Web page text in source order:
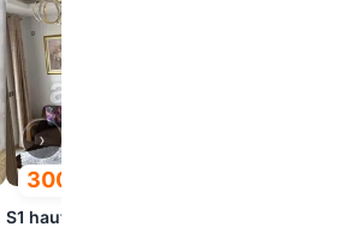
300
S1 haut standing pour l
›